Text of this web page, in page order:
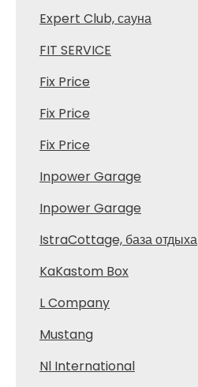
Expert Club, сауна
FIT SERVICE
Fix Price
Fix Price
Fix Price
Inpower Garage
Inpower Garage
IstraCottage, база отдыха
KaKastom Box
L Company
Mustang
Nl International